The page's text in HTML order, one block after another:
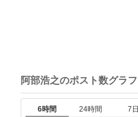
阿部浩之のポスト数グラフ
6時間 24時間 7日